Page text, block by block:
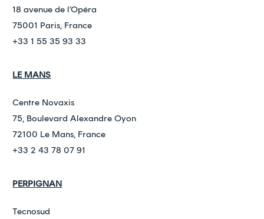
18 avenue de l’Opéra
75001 Paris, France
+33 1 55 35 93 33
LE MANS
Centre Novaxis
75, Boulevard Alexandre Oyon
72100 Le Mans, France
+33 2 43 78 07 91
PERPIGNAN
Tecnosud